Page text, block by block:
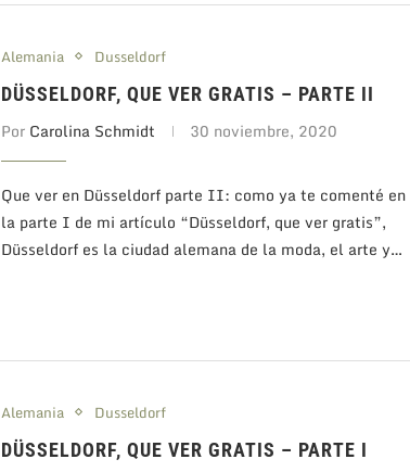
Alemania Dusseldorf
DÜSSELDORF, QUE VER GRATIS – PARTE II
Por Carolina Schmidt 30 noviembre, 2020
Que ver en Düsseldorf parte II: como ya te comenté en
la parte I de mi artículo “Düsseldorf, que ver gratis”,
Düsseldorf es la ciudad alemana de la moda, el arte y…
Alemania Dusseldorf
DÜSSELDORF, QUE VER GRATIS – PARTE I